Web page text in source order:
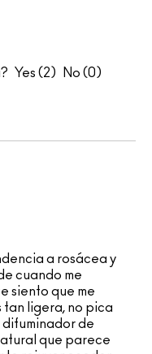
2 0
a rosácea y
cuando me
siento que me
tan ligera, no pica
de
que parece